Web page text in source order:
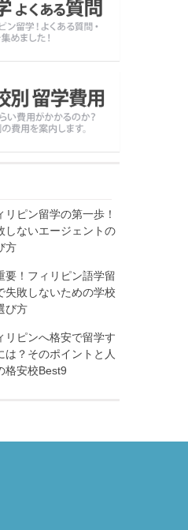
リピン留学の第一歩！
しないエージェントの
方
要！フィリピン語学留
失敗しないための学校
び方
リピンへ格安で留学す
は？そのポイントと人
格安校Best9